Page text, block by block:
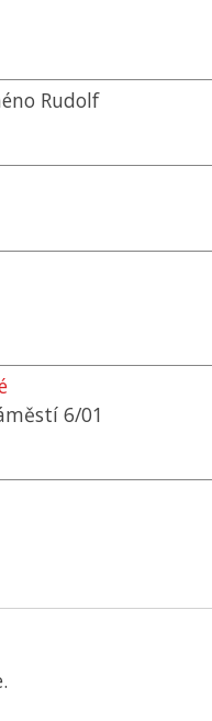
Rudolf
6/01